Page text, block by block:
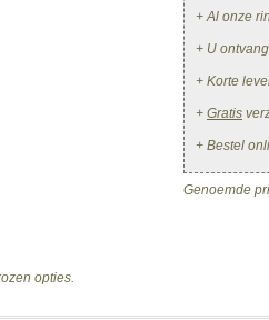
opties.
+ Al onze
+ U
+ Korte
+ Gratis
+ Bestel
Genoemde